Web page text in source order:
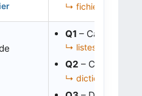
↳ fichiers binaires,
Q1 – Calculer un
↳ listes de
Q2 – Comparer
↳ dictionnaire de